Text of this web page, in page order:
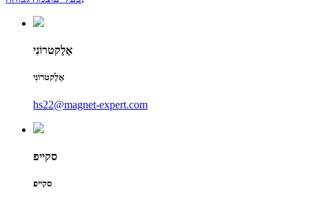
אֶלֶקטרוֹנִי
אֶלֶקטרוֹנִי
hs22@magnet-expert.com
סקייפ
סקייפ